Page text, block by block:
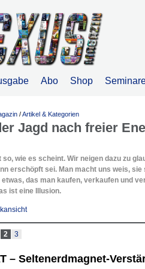
Abo Shop
/Artikel & Kategorien
Jagd nach freier
so, wie es scheint. Wir neigen dazu zu
erschöpft sei. Man macht uns weis, sie
das man kaufen, verkaufen und
ist eine Illusion.
2 3
– Seltenerdmagnet-